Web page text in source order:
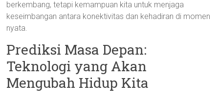
berkembang, tetapi kemampuan kita untuk menjaga
keseimbangan antara konektivitas dan kehadiran di momen
nyata.
Prediksi Masa Depan:
Teknologi yang Akan
Mengubah Hidup Kita